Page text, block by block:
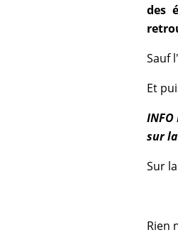
des
Sauf
Et
sur
Sur
Rien